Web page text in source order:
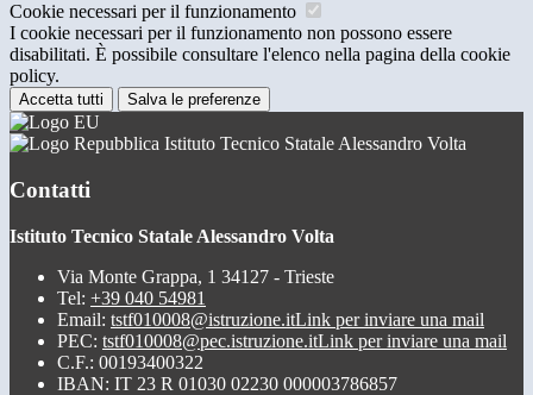
Cookie necessari per il funzionamento
I cookie necessari per il funzionamento non possono essere
disabilitati. È possibile consultare l'elenco nella pagina della cookie
policy.
Accetta tutti Salva le preferenze
Istituto Tecnico Statale Alessandro Volta
Contatti
Istituto Tecnico Statale Alessandro Volta
Via Monte Grappa, 1 34127 - Trieste
Tel: +39 040 54981
Email: tstf010008@istruzione.itLink per inviare una mail
PEC: tstf010008@pec.istruzione.itLink per inviare una mail
C.F.: 00193400322
IBAN: IT 23 R 01030 02230 000003786857